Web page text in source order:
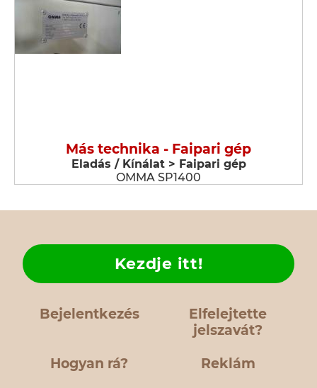
Más technika - Faipari gép
Eladás / Kínálat > Faipari gép
OMMA SP1400
Bejelentkezés
Elfelejtette
jelszavát?
Hogyan rá?
Kezdje itt!
Reklám